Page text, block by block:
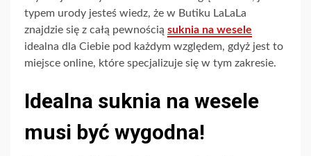
typem urody jesteś wiedz, że w Butiku LaLaLa
znajdzie się z całą pewnością suknia na wesele
idealna dla Ciebie pod każdym względem, gdyż jest to
miejsce online, które specjalizuje się w tym zakresie.
Idealna suknia na wesele
musi być wygodna!